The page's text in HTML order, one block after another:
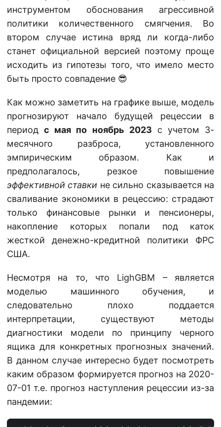
инструментом обоснования агрессивной
политики количественного смягчения. Во
втором случае истина вряд ли когда-либо
станет официальной версией поэтому проще
исходить из гипотезы того, что имело место
быть просто совпадение 😎
Как можно заметить на графике выше, модель
прогнозируют начало будущей рецессии в
периодс мая по ноябрь 2023 с учетом 3-
месячного разброса, установленного
эмпирическим образом. Как и
предполагалось, резкое повышение
эффективной ставки не сильно сказывается на
сваливание экономики в рецессию: страдают
только финансовые рынки и пенсионеры,
накопление которых попали под каток
жесткой денежно-кредитной политики ФРС
США.
Несмотря на то, что LighGBM – является
моделью машинного обучения, и
следовательно плохо поддается
интерпретации, существуют методы
диагностики модели по принципу черного
ящика для конкретных прогнозных значений.
В данном случае интересно будет посмотреть
каким образом формируется прогноз на 2020-
07-01 т.е. прогноз наступления рецессии из-за
пандемии: